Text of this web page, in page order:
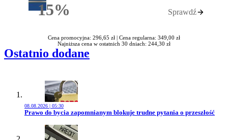
15%Rabatu Sprawdź
Cena promocyjna: 296,65 zł | Cena regularna: 349,00 zł
Najniższa cena w ostatnich 30 dniach: 244,30 zł
Ostatnio dodane
08.08.2026 | 05:30
Przejdź do artykułu:
Prawo do bycia zapomnianym blokuje trudne pytania o przeszłość